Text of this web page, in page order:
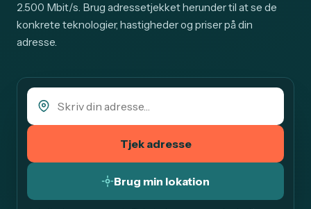
2.500 Mbit/s. Brug adressetjekket herunder til at se de
konkrete teknologier, hastigheder og priser på din
adresse.
Tjek adresse
Brug min lokation